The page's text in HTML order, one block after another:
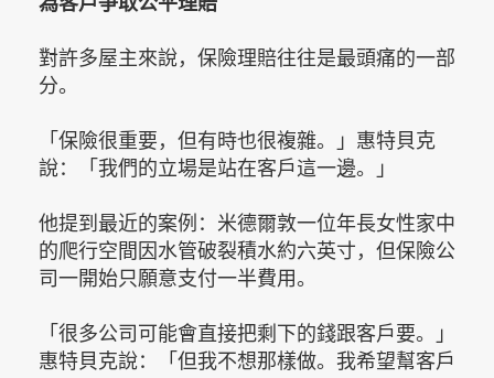
對許多屋主來說，保險理賠往往是最頭痛的一部
分。
「保險很重要，但有時也很複雜。」惠特貝克
說：「我們的立場是站在客戶這一邊。」
他提到最近的案例：米德爾敦一位年長女性家中
的爬行空間因水管破裂積水約六英寸，但保險公
司一開始只願意支付一半費用。
「很多公司可能會直接把剩下的錢跟客戶要。」
惠特貝克說：「但我不想那樣做。我希望幫客戶